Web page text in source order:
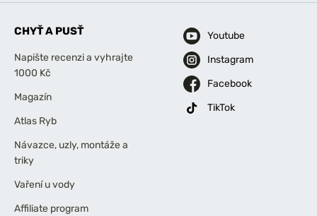
CHYŤ A PUSŤ
Napište recenzi a vyhrajte
1000 Kč
Magazín
Atlas Ryb
Návazce, uzly, montáže a
triky
Vaření u vody
Affiliate program
Youtube
Instagram
Facebook
TikTok